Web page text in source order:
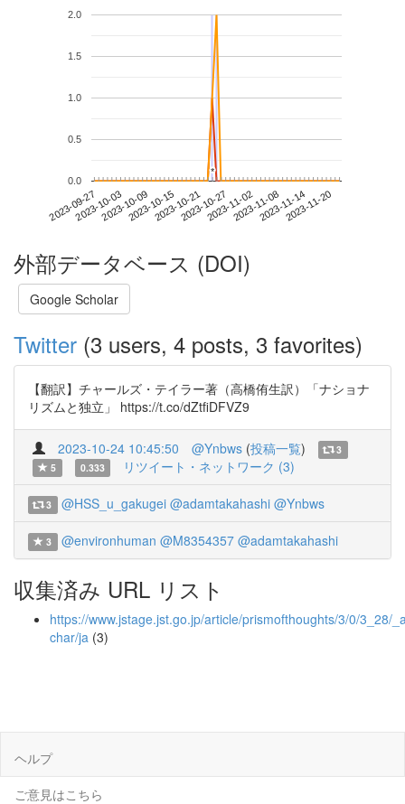
2023-09-272023-10-032023-10-092023-10-152023-10-212023-10-272023-11-022023-11-082023-11-142023-11-20
0.0
0.5
1.0
1.5
2.0
**
外部データベース (DOI)
Google Scholar
Twitter (3 users, 4 posts, 3 favorites)
【翻訳】チャールズ・テイラー著（高橋侑生訳）「ナショナ
リズムと独立」 https://t.co/dZtfiDFVZ9
2023-10-24 10:45:50 @Ynbws (投稿一覧)
3
5
0.333 リツイート・ネットワーク (3)
3 @HSS_u_gakugei @adamtakahashi @Ynbws
3 @environhuman @M8354357 @adamtakahashi
収集済み URL リスト
https://www.jstage.jst.go.jp/article/prismofthoughts/3/0/3_28/
char/ja (3)
ヘルプ
ご意見はこちら